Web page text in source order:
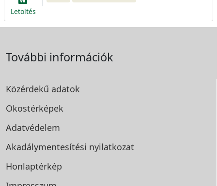
Letöltés
További információk
Közérdekű adatok
Okostérképek
Adatvédelem
Akadálymentesítési nyilatkozat
Honlaptérkép